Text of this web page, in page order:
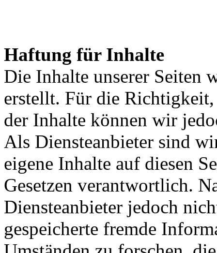
Haftung für Inhalte
Die Inhalte unserer Seiten
erstellt. Für die
der Inhalte können wir
Als Diensteanbieter sind
eigene Inhalte auf diesen
Gesetzen verantwortlich.
Diensteanbieter jedoch
gespeicherte fremde